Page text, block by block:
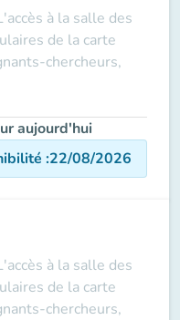
à la salle des
de la carte
chercheurs,
aujourd'hui
:22/08/2026
à la salle des
de la carte
chercheurs,